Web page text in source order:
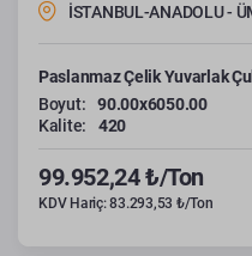
İSTANBUL-ANADOLU -
Paslanmaz Çelik Yuvarlak
Boyut:
90.00x6050.00
Kalite:
420
99.952,24 ₺/Ton
KDV Hariç: 83.293,53 ₺/Ton